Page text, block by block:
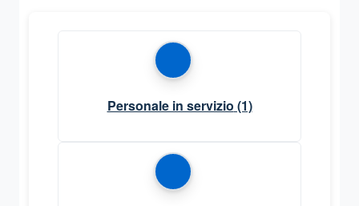
Personale in servizio (1)